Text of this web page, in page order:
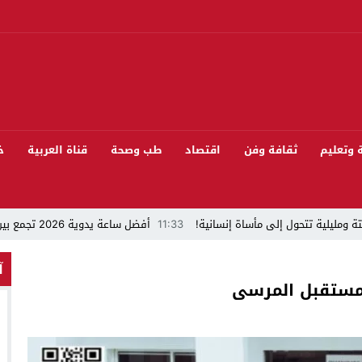
وتعليم ثقافة وفن اقتصاد طب وصحة قناة العربية
ومليلية تتحول إلى مأساة إنسانية! 11:33 أفضل ساعة يدوية 2026 تجمع بين الأناقة والدقة
بغابة المقاومة بمدينة الخميسات
محمود عرشان رئيسا للكونفدرالية الإفريقية للكرة الحديدية؟
المرسى